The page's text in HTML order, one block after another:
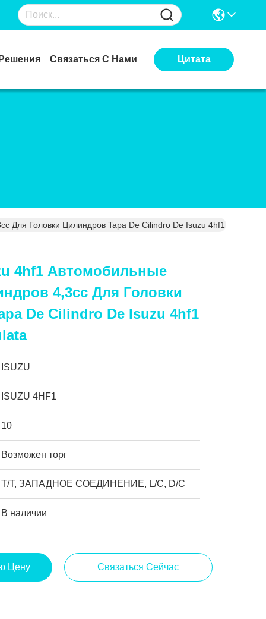
Решения Связаться С Нами Цитата
Для Головки Цилиндров Tapa De Cilindro De Isuzu 4hf1
4hf1 Автомобильные
4,3cc Для Головки
De Cilindro De Isuzu 4hf1
ISUZU
ISUZU 4HF1
10
Возможен торг
T/T, ЗАПАДНОЕ СОЕДИНЕНИЕ, L/C, D/C
В наличии
Цену Связаться Сейчас